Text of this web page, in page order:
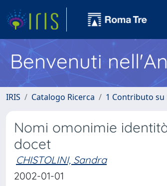
Benvenuti
IRIS Catalogo Ricerca 1 Contributo su
Nomi omonimie
docet
CHISTOLINI, Sandra
2002-01-01